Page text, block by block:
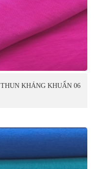
THUN KHÁNG KHUẨN 06